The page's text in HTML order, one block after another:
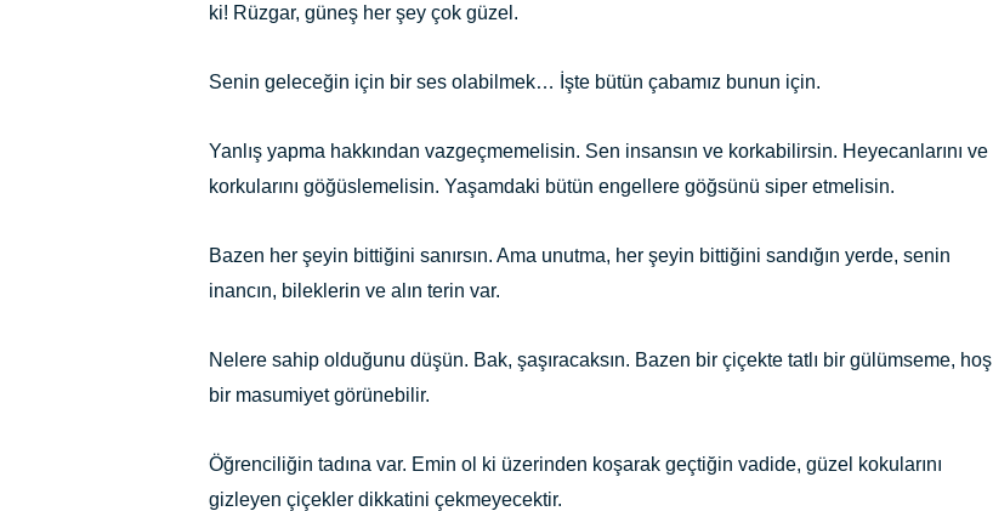
ki! Rüzgar, güneş her şey çok güzel.
Senin geleceğin için bir ses olabilmek… İşte bütün çabamız bunun için.
Yanlış yapma hakkından vazgeçmemelisin. Sen insansın ve korkabilirsin. Heyecanlarını ve
korkularını göğüslemelisin. Yaşamdaki bütün engellere göğsünü siper etmelisin.
Bazen her şeyin bittiğini sanırsın. Ama unutma, her şeyin bittiğini sandığın yerde, senin
inancın, bileklerin ve alın terin var.
Nelere sahip olduğunu düşün. Bak, şaşıracaksın. Bazen bir çiçekte tatlı bir gülümseme, hoş
bir masumiyet görünebilir.
Öğrenciliğin tadına var. Emin ol ki üzerinden koşarak geçtiğin vadide, güzel kokularını
gizleyen çiçekler dikkatini çekmeyecektir.